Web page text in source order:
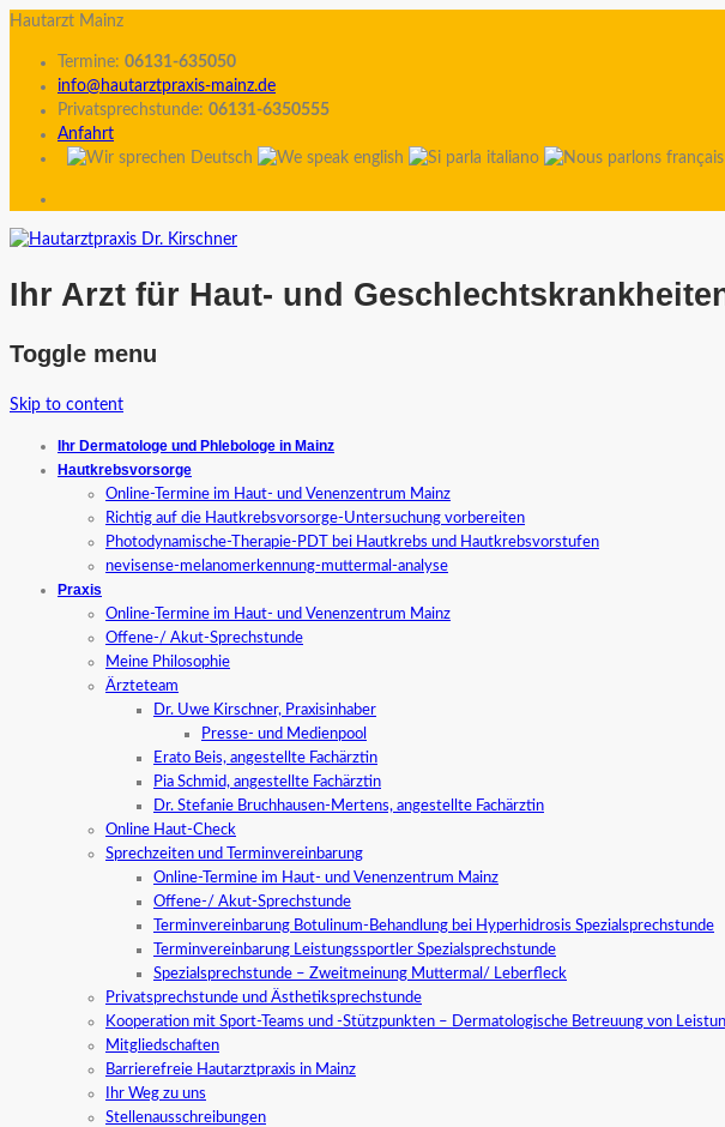
Hautarzt Mainz
Termine: 06131-635050
info@hautarztpraxis-mainz.de
Privatsprechstunde: 06131-6350555
Anfahrt
Ihr Arzt für Haut- und
Toggle menu
Skip to content
Ihr Dermatologe und Phlebologe in Mainz
Hautkrebsvorsorge
Online-Termine im Haut- und Venenzentrum Mainz
Richtig auf die Hautkrebsvorsorge-Untersuchung vorbereiten
Photodynamische-Therapie-PDT bei Hautkrebs und Hautkrebsvorstufen
nevisense-melanomerkennung-muttermal-analyse
Praxis
Online-Termine im Haut- und Venenzentrum Mainz
Offene-/ Akut-Sprechstunde
Meine Philosophie
Ärzteteam
Dr. Uwe Kirschner, Praxisinhaber
Presse- und Medienpool
Erato Beis, angestellte Fachärztin
Pia Schmid, angestellte Fachärztin
Dr. Stefanie Bruchhausen-Mertens, angestellte Fachärztin
Online Haut-Check
Sprechzeiten und Terminvereinbarung
Online-Termine im Haut- und Venenzentrum Mainz
Offene-/ Akut-Sprechstunde
Terminvereinbarung Botulinum-Behandlung bei Hyperhidrosis Spezialsprechstunde
Terminvereinbarung Leistungssportler Spezialsprechstunde
Spezialsprechstunde – Zweitmeinung Muttermal/ Leberfleck
Privatsprechstunde und Ästhetiksprechstunde
Kooperation mit Sport-Teams und -Stützpunkten – Dermatologische Betreuung von
Mitgliedschaften
Barrierefreie Hautarztpraxis in Mainz
Ihr Weg zu uns
Stellenausschreibungen